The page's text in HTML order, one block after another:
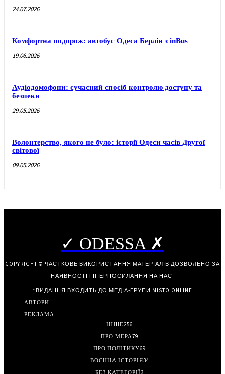
24.07.2026
Комфортна подорож: автобус Одеса Берлін з inBus
19.06.2026
Аудіодомофони: сучасний спосіб контролю доступу та
безпеки
29.05.2026
Волонтерство, якого не було: історії Одеси часів Другої
світової
09.05.2026
✓ ODESSA ✗
COPYRIGHT © ЧАСТКОВЕ ВИКОРИСТАННЯ МАТЕРІАЛІВ ДОЗВОЛЕНО ЗА
НАЯВНОСТІ ГІПЕРПОСИЛАННЯ НА НАС.
*ВИДАННЯ ВХОДИТЬ ДО МЕДІА-ГРУПИ MISTO ONLINE
АВТОРИ
РЕКЛАМА
ІНШЕ256
ПРО МЕРА79
ПРО ПОЛІТИКУ69
ВОЄННА ІСТОРІЯ34
БЕЗ КАТЕГОРІЇ3